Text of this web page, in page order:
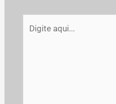
aqui...